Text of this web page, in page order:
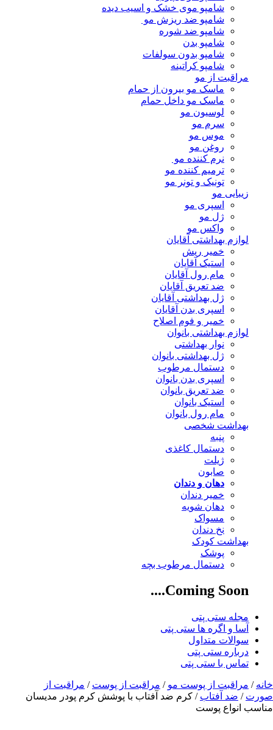
شامپو موی خشک و اسیب دیده
شامپو ضد ریزش مو
شامپو ضد شوره
شامپو بدن
شامپو بدون سولفات
شامپو کراتینه
مراقبت از مو
ماسک مو بیرون از حمام
ماسک مو داخل حمام
لوسیون مو
سرم مو
موس مو
روغن مو
نرم کننده مو
ترمیم کننده مو
تونیک و تونر مو
زیبایی مو
اسپری مو
ژل مو
واکس مو
لوازم بهداشتی آقایان
خمیر ریش
استیک آقایان
مام رول آقایان
ضد تعریق آقایان
ژل بهداشتی آقایان
اسپری بدن آقایان
خمیر و فوم اصلاح
لوازم بهداشتی بانوان
نوار بهداشتی
ژل بهداشتی بانوان
دستمال مرطوب
اسپری بدن بانوان
ضد تعریق بانوان
استیک بانوان
مام رول بانوان
بهداشت شخصی
پنبه
دستمال کاغذی
ژیلت
صابون
دهان و دندان
خمیر دندان
دهان شویه
مسواک
نخ دندان
بهداشت کودک
پوشک
دستمال مرطوب بچه
Coming Soon....
مجله ستی پتی
آسا و اگره ها ستی پتی
سوالات متداول
درباره ستی پتی
تماس با ستی پتی
خانه / مراقبت از پوست مو / مراقبت از پوست / مراقبت از
صورت / ضد آفتاب / کرم ضد آفتاب با پوشش کرم پودر مدیسان
مناسب انواع پوست